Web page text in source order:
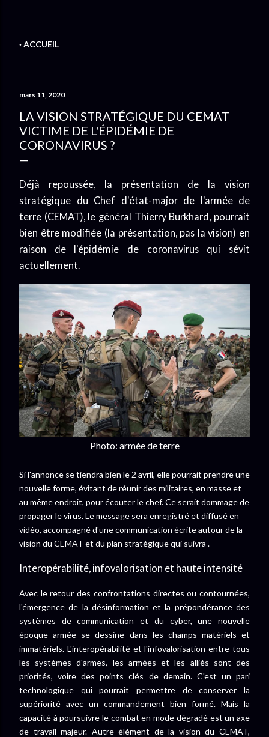
ACCUEIL
mars 11, 2020
LA VISION STRATÉGIQUE DU CEMAT
VICTIME DE L'ÉPIDÉMIE DE
CORONAVIRUS ?
Déjà repoussée, la présentation de la vision
stratégique du Chef d'état-major de l'armée de
terre (CEMAT), le général Thierry Burkhard, pourrait
bien être modifiée (la présentation, pas la vision) en
raison de l'épidémie de coronavirus qui sévit
actuellement.
Photo: armée de terre
Si l'annonce se tiendra bien le 2 avril, elle pourrait prendre une
nouvelle forme, évitant de réunir des militaires, en masse et
au même endroit, pour écouter le chef. Ce serait dommage de
propager le virus. Le message sera enregistré et diffusé en
vidéo, accompagné d'une communication écrite autour de la
vision du CEMAT et du plan stratégique qui suivra .
Interopérabilité, infovalorisation et haute intensité
Avec le retour des confrontations directes ou contournées,
l'émergence de la désinformation et la prépondérance des
systèmes de communication et du cyber, une nouvelle
époque armée se dessine dans les champs matériels et
immatériels. L'interopérabilité et l'infovalorisation entre tous
les systèmes d'armes, les armées et les alliés sont des
priorités, voire des points clés de demain. C'est un pari
technologique qui pourrait permettre de conserver la
supériorité avec un commandement bien formé. Mais la
capacité à poursuivre le combat en mode dégradé est un axe
de travail majeur. Autre élément de la vision du CEMAT,